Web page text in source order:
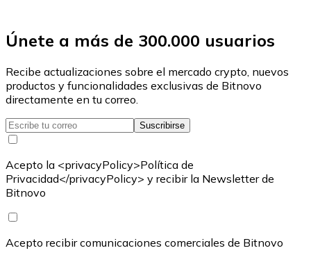
Únete a más de 300.000 usuarios
Recibe actualizaciones sobre el mercado crypto, nuevos
productos y funcionalidades exclusivas de Bitnovo
directamente en tu correo.
Suscribirse
Acepto la <privacyPolicy>Política de
Privacidad</privacyPolicy> y recibir la Newsletter de
Bitnovo
Acepto recibir comunicaciones comerciales de Bitnovo